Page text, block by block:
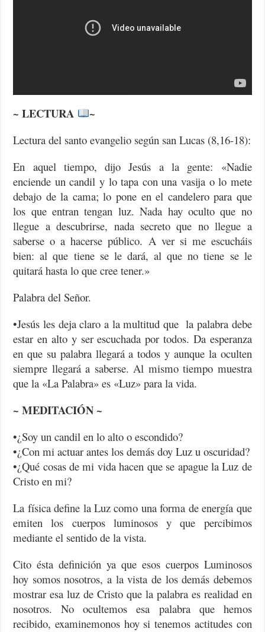
~ LECTURA ~
Lectura del santo evangelio según san Lucas (8,16-18):
En aquel tiempo, dijo Jesús a la gente: «Nadie
enciende un candil y lo tapa con una vasija o lo mete
debajo de la cama; lo pone en el candelero para que
los que entran tengan luz. Nada hay oculto que no
llegue a descubrirse, nada secreto que no llegue a
saberse o a hacerse público. A ver si me escucháis
bien: al que tiene se le dará, al que no tiene se le
quitará hasta lo que cree tener.»
Palabra del Señor.
•Jesús les deja claro a la multitud que la palabra debe
estar en alto y ser escuchada por todos. Da esperanza
en que su palabra llegará a todos y aunque la oculten
siempre llegará a saberse. Al mismo tiempo muestra
que la «La Palabra» es «Luz» para la vida.
~ MEDITACIÓN ~
•¿Soy un candil en lo alto o escondido?
•¿Con mi actuar antes los demás doy Luz u oscuridad?
•¿Qué cosas de mi vida hacen que se apague la Luz de
Cristo en mi?
La física define la Luz como una forma de energía que
emiten los cuerpos luminosos y que percibimos
mediante el sentido de la vista.
Cito ésta definición ya que esos cuerpos Luminosos
hoy somos nosotros, a la vista de los demás debemos
mostrar esa luz de Cristo que la palabra es realidad en
nosotros. No ocultemos esa palabra que hemos
recibido, examinemonos hoy si tenemos actitudes con